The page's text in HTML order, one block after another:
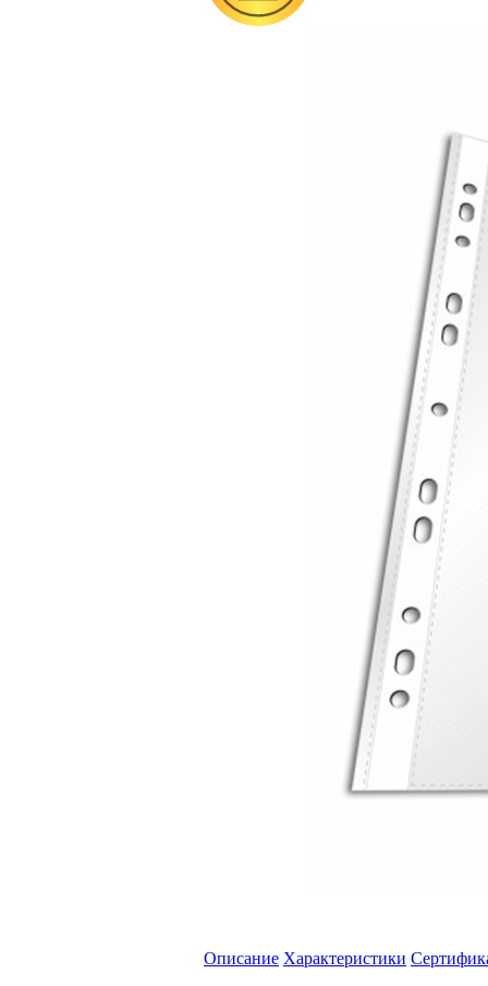
Описание Характеристики